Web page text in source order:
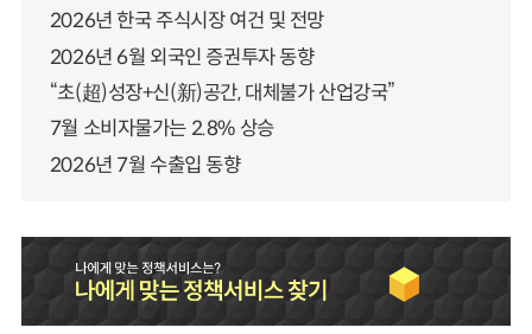
2026년 한국 주식시장 여건 및 전망
2026년 6월 외국인 증권투자 동향
“초(超)성장+신(新)공간, 대체불가 산업강국”
7월 소비자물가는 2.8% 상승
2026년 7월 수출입 동향